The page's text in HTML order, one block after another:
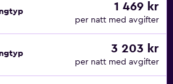
1 469 kr
per natt med avgifter
3 203 kr
per natt med avgifter